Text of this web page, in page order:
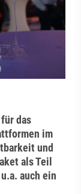
das
im
und
als Teil
auch ein